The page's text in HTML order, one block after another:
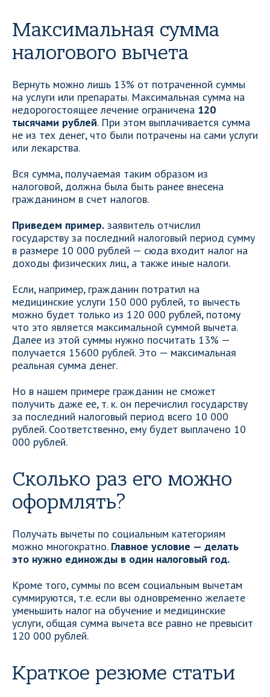
Максимальная сумма
налогового вычета
Вернуть можно лишь 13% от потраченной суммы
на услуги или препараты. Максимальная сумма на
недорогостоящее лечение ограничена 120
тысячами рублей. При этом выплачивается сумма
не из тех денег, что были потрачены на сами услуги
или лекарства.
Вся сумма, получаемая таким образом из
налоговой, должна была быть ранее внесена
гражданином в счет налогов.
Приведем пример. заявитель отчислил
государству за последний налоговый период сумму
в размере 10 000 рублей — сюда входит налог на
доходы физических лиц, а также иные налоги.
Если, например, гражданин потратил на
медицинские услуги 150 000 рублей, то вычесть
можно будет только из 120 000 рублей, потому
что это является максимальной суммой вычета.
Далее из этой суммы нужно посчитать 13% —
получается 15600 рублей. Это — максимальная
реальная сумма денег.
Но в нашем примере гражданин не сможет
получить даже ее, т. к. он перечислил государству
за последний налоговый период всего 10 000
рублей. Соответственно, ему будет выплачено 10
000 рублей.
Сколько раз его можно
оформлять?
Получать вычеты по социальным категориям
можно многократно. Главное условие — делать
это нужно единожды в один налоговый год.
Кроме того, суммы по всем социальным вычетам
суммируются, т.е. если вы одновременно желаете
уменьшить налог на обучение и медицинские
услуги, общая сумма вычета все равно не превысит
120 000 рублей.
Краткое резюме статьи